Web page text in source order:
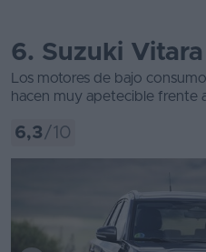
6. Suzuki Vitara
Los motores de bajo
hacen muy apetecible frente
6,3 /10